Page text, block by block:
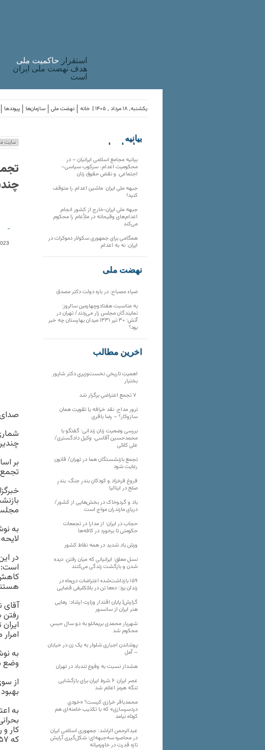
استقرار حاکميت ملی
هدف نهضت ملی ایران
است
پیوندها سازمان‌ها نهضت ملی خانه یکشنبه, ۱۸ مرداد , ۱۴۰۵ |
سایت
-
صدای
بر
به
در
است:
به
وضع
از
به
کار
که ۵۷ درصد از جمعیت ایران سوءتغذیه دارند و ۲۱۰۰ کالری لازم دریافت نمی‌کنند.
بیانیه
سازمان‌های
بیانیه مجامع اسلامی ایرانیان – در
محکومیت اعدام، سرکوب سیاسی–
اجتماعی، و نقض حقوق زنان
جبهه ملی ایران: ماشین اعدام را متوقف
کنید!
جبهه ملی ایران-خارج از کشور انجام
اعدام‌های وقیحانه در ملأِعام را محکوم
می‌کند
همگامی برای جمهوری سکولار دموکرات در
ایران: نه به اعدام
نهضت ملی
ضیاء مصباح: در باره دولت دکتر مصدق
به مناسبت هفتادوچهارمین سالروز:
نمایندگان مجلس زار می‌زدند/ تهران در
آتش؛ ۳۰ تیر ۱۳۳۱ میدان بهارستان چه خبر
بود؟
آخرین مطالب
اهمیتِ تاریخیِ نخست‌وزیریِ دکتر شاپور
بختیار
ترور مداح، نقد خرافه یا تقویت همان
سازوکار؟ – رضا باقری
بررسی وضعیت زنان زندانی؛ گفتگو با
محمدحسین آقاسی، وکیل دادگستری/
علی کلائی
تجمع بازنشستگان هما در تهران/ قانون
رعایت شود
فروغ فرخزاد و کودکانِ بندرِ جنگ، بندرِ
صلح در ایتالیا
باد و گردوخاک در بخش‌هایی از کشور/
دریای مازندران مواج است
حجاب در ایران؛ از مدارا در تجمعات
حکومتی تا برخورد در کافه‌ها
وزش باد شدید در همه نقاط کشور
نسل معلق؛ ایرانیانی که میان رفتن، دیده
شدن و بازگشت زندگی می‌کنند
۱۵۹ بازداشت‌شده اعتراضات دی‌ماه در
زندان یزد؛ ده‌ها تن در بلاتکلیفی قضایی
گزارش| پایان اقتدار وزارت ارشاد؛ رهایی
هنر ایران از سانسور
شهریار محمدی بریمانلو به دو سال حبس
محکوم شد
پوشاندن اجباری شلوار به یک زن در خیابان
– آمل
هشدار نسبت به وفوع تندباد در تهران
عصر ایران: ۶ شرط ایران برای بازگشایی
تنگه هرمز اعلام شد
محمدباقر خرازی کیست؟ «خودیِ
دردسرسازی» که با تکذیب خامنه‌ای هم
کوتاه نیامد
عبدالرحمن الراشد: جمهوری اسلامی ایران
در محاصره سه‌جبهه‌ای؛ شکل‌گیری آرایش
تازه قدرت در خاورمیانه